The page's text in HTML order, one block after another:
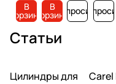
В
корзину
В
корзинуЗапросить
Статьи
Увлажнение
Цилиндры для